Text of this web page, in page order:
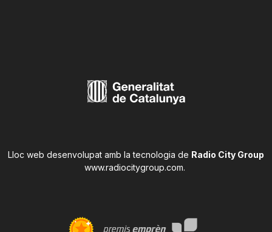
Lloc web desenvolupat amb la tecnologia de Radio City Group
www.radiocitygroup.com.